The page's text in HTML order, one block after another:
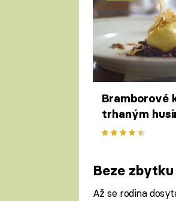
Bramborové
trhaným
Zájezdního
Beze
Až se rodina